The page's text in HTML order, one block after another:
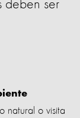
deben ser
natural o visita